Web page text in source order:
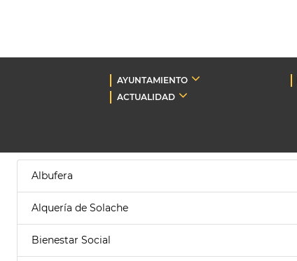
AYUNTAMIENTO
ACTUALIDAD
Albufera
Alquería de Solache
Bienestar Social